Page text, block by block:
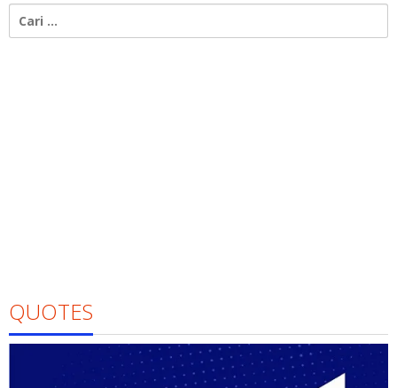
untuk:
QUOTES